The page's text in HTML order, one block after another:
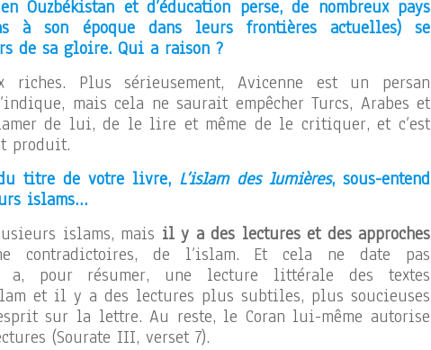
Ouzbékistan et d’éducation perse, de nombreux pays
à son époque dans leurs frontières actuelles) se
de sa gloire. Qui a raison ?
riches. Plus sérieusement, Avicenne est un persan
mais cela ne saurait empêcher Turcs, Arabes et
de lui, de le lire et même de le critiquer, et c’est
produit.
titre de votre livre, L’islam des lumières, sous-entend
islams…
islams, mais il y a des lectures et des approches
contradictoires, de l’islam. Et cela ne date pas
a, pour résumer, une lecture littérale des textes
et il y a des lectures plus subtiles, plus soucieuses
sur la lettre. Au reste, le Coran lui-même autorise
(Sourate III, verset 7).